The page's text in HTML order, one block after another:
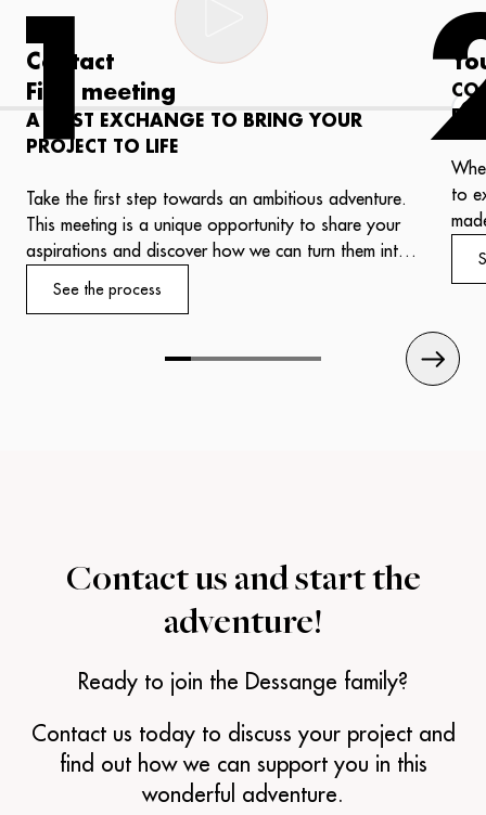
1
Contact
First meeting
A FIRST EXCHANGE TO BRING YOUR
PROJECT TO LIFE
Take the first step towards an ambitious adventure.
This meeting is a unique opportunity to share your
aspirations and discover how we can turn them into
Our experts will welcome you with professionalism
work for your success.
See the process
to
Contact us andstart the
adventure!
Ready to join the Dessange family?
Contact us today to discuss your project and
find out how we can support you in this
wonderful adventure.